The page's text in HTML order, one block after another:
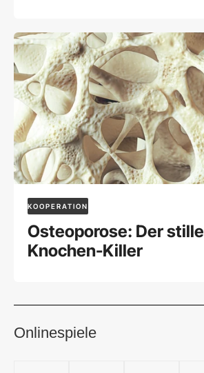
KOOPERATION
Osteoporose: Der stille
Knochen-Killer
Onlinespiele